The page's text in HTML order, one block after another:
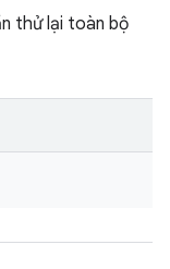
thử lại toàn bộ